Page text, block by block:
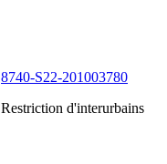
8740-S22-201003780
Restriction d'interurbains